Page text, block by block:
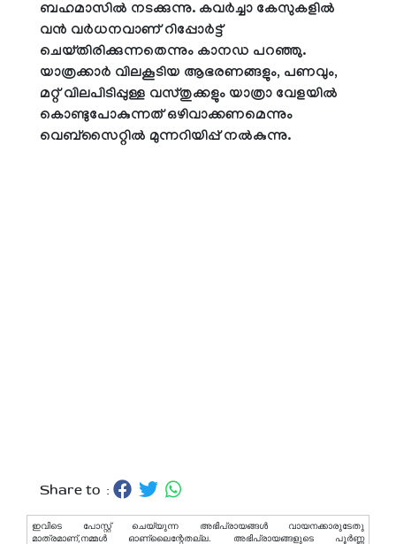
ബഹമാസില്‍ നടക്കുന്നു. കവര്‍ച്ചാ കേസുകളില്‍
വന്‍ വര്‍ധനവാണ് റിപ്പോര്‍ട്ട്
ചെയ്തിരിക്കുന്നതെന്നും കാനഡ പറഞ്ഞു.
യാത്രക്കാര്‍ വിലകൂടിയ ആഭരണങ്ങളും, പണവും,
മറ്റ് വിലപിടിപ്പുള്ള വസ്തുക്കളും യാത്രാ വേളയില്‍
കൊണ്ടുപോകുന്നത് ഒഴിവാക്കണമെന്നും
വെബ്‌സൈറ്റില്‍ മുന്നറിയിപ്പ് നല്‍കുന്നു.
Share to :
ഇവിടെ പോസ്റ്റ് ചെയ്യുന്ന അഭിപ്രായങ്ങള്‍ വായനക്കാരുടേതു
മാത്രമാണ്,നമ്മൾ ഓണ്ലൈന്റേതല്ല. അഭിപ്രായങ്ങളുടെ പൂർണ്ണ